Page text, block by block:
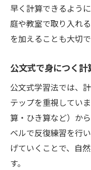
早く計算できるよう
庭や教室で取り入れ
を加えることも大切で
公文式で身につく
公文式学習法では、
テップを重視してい
算・ひき算など）か
ベルで反復練習を行
げていくことで、自
す。